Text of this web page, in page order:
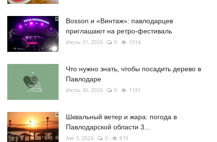
Bosson и «Винтаж»: павлодарцев
приглашают на ретро-фестиваль
Июль 31, 2026 0 1514
Что нужно знать, чтобы посадить дерево в
Павлодаре
Июль 30, 2026 0 1133
Шквальный ветер и жара: погода в
Павлодарской области 3...
Авг 3, 2026 0 819